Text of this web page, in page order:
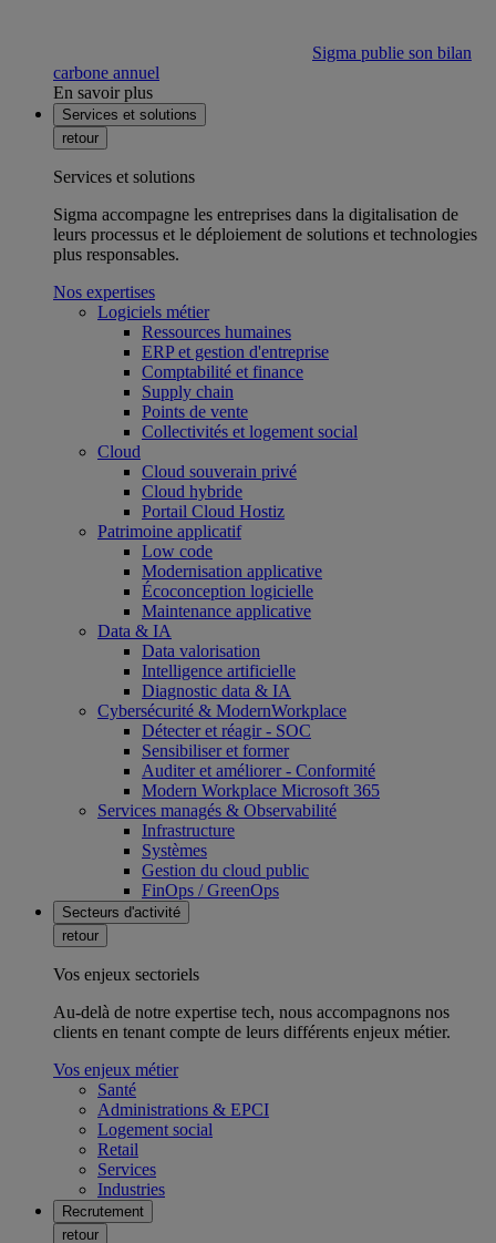
Sigma publie son bilan
carbone annuel
En savoir plus
Services et solutions
retour
Services et solutions
Sigma accompagne les entreprises dans la digitalisation de
leurs processus et le déploiement de solutions et technologies
plus responsables.
Nos expertises
Logiciels métier
Ressources humaines
ERP et gestion d'entreprise
Comptabilité et finance
Supply chain
Points de vente
Collectivités et logement social
Cloud
Cloud souverain privé
Cloud hybride
Portail Cloud Hostiz
Patrimoine applicatif
Low code
Modernisation applicative
Écoconception logicielle
Maintenance applicative
Data & IA
Data valorisation
Intelligence artificielle
Diagnostic data & IA
Cybersécurité & ModernWorkplace
Détecter et réagir - SOC
Sensibiliser et former
Auditer et améliorer - Conformité
Modern Workplace Microsoft 365
Services managés & Observabilité
Infrastructure
Systèmes
Gestion du cloud public
FinOps / GreenOps
Secteurs d'activité
retour
Vos enjeux sectoriels
Au-delà de notre expertise tech, nous accompagnons nos
clients en tenant compte de leurs différents enjeux métier.
Vos enjeux métier
Santé
Administrations & EPCI
Logement social
Retail
Services
Industries
Recrutement
retour